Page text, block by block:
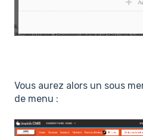
Vous aurez alors un sous
de menu :